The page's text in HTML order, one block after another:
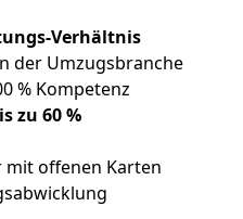
Verhältnis
der Umzugsbranche
% Kompetenz
zu 60 %
offenen Karten